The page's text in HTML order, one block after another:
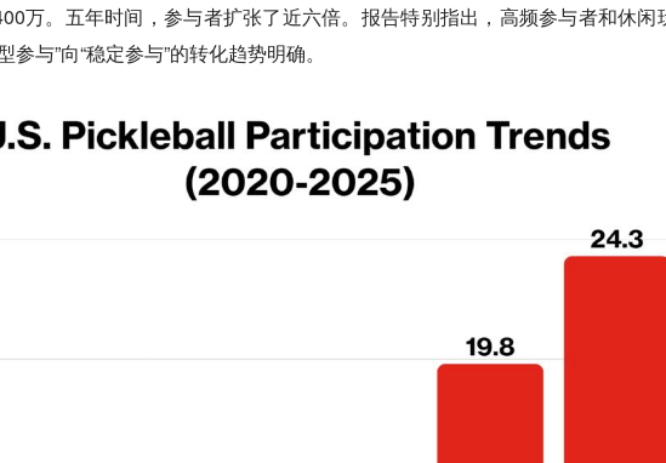
万。五年时间，参与者扩张了近六倍。报告特别指出，高频参与者和休闲
参与”向“稳定参与”的转化趋势明确。